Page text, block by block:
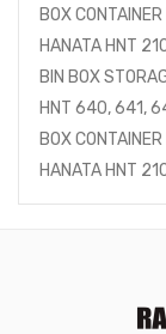
BOX
HANATA HNT
BIN BOX
HNT 640, 641,
BOX
HANATA HNT